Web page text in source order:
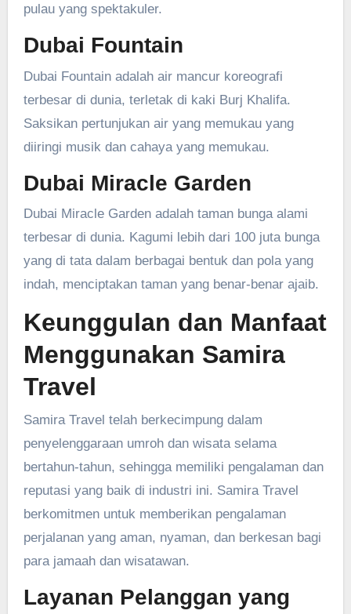
pulau yang spektakuler.
Dubai Fountain
Dubai Fountain adalah air mancur koreografi
terbesar di dunia, terletak di kaki Burj Khalifa.
Saksikan pertunjukan air yang memukau yang
diiringi musik dan cahaya yang memukau.
Dubai Miracle Garden
Dubai Miracle Garden adalah taman bunga alami
terbesar di dunia. Kagumi lebih dari 100 juta bunga
yang di tata dalam berbagai bentuk dan pola yang
indah, menciptakan taman yang benar-benar ajaib.
Keunggulan dan Manfaat
Menggunakan Samira
Travel
Samira Travel telah berkecimpung dalam
penyelenggaraan umroh dan wisata selama
bertahun-tahun, sehingga memiliki pengalaman dan
reputasi yang baik di industri ini. Samira Travel
berkomitmen untuk memberikan pengalaman
perjalanan yang aman, nyaman, dan berkesan bagi
para jamaah dan wisatawan.
Layanan Pelanggan yang